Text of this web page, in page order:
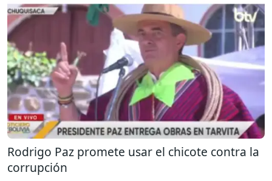
Rodrigo Paz promete usar el chicote contra la
corrupción